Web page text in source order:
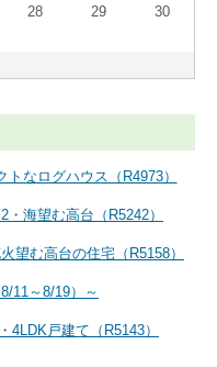
28 29
30
なログハウス（R4973）
海望む高台（R5242）
望む高台の住宅（R5158）
11～8/19）～
4LDK戸建て（R5143）